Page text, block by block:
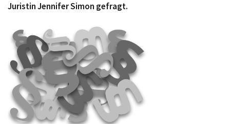
Juristin Jennifer Simon gefragt.